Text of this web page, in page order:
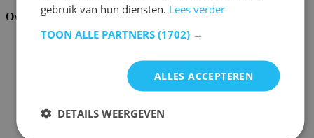
Over ons
Algemene voorwaarden
Juridische vermeldingen
Privacy- en cookie verklaring
gebruik van hun diensten. Lees verder
TOON ALLE PARTNERS (1702) →
ALLES ACCEPTEREN
DETAILS WEERGEVEN